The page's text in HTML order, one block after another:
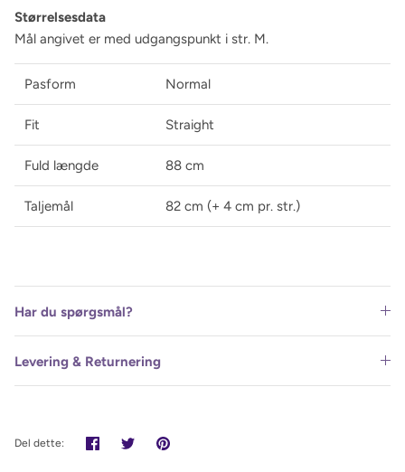
Størrelsesdata
Mål angivet er med udgangspunkt i str. M.
Pasform Normal
Fit Straight
Fuld længde 88 cm
Taljemål 82 cm (+ 4 cm pr. str.)
Har du spørgsmål?
Levering & Returnering
Del dette: Del TweetPin